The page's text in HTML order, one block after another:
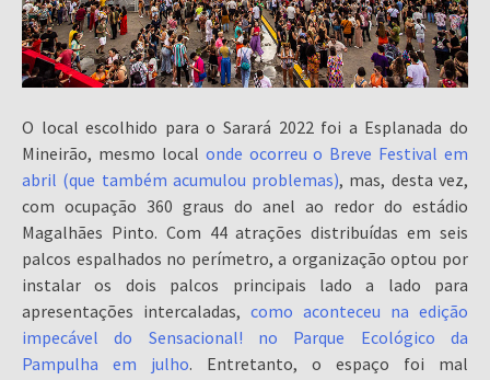
O local escolhido para o Sarará 2022 foi a Esplanada do
Mineirão, mesmo local onde ocorreu o Breve Festival em
abril (que também acumulou problemas), mas, desta vez,
com ocupação 360 graus do anel ao redor do estádio
Magalhães Pinto. Com 44 atrações distribuídas em seis
palcos espalhados no perímetro, a organização optou por
instalar os dois palcos principais lado a lado para
apresentações intercaladas, como aconteceu na edição
impecável do Sensacional! no Parque Ecológico da
Pampulha em julho. Entretanto, o espaço foi mal